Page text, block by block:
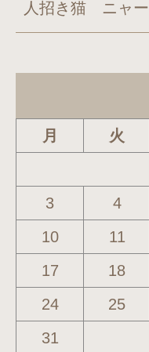
人招き猫 ニャー
月 火
3 4
10
11
17
18
24
25
31